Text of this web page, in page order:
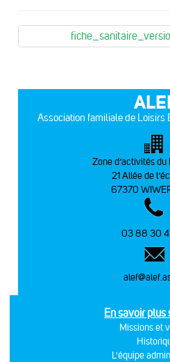
Association familiale de Loisirs
Zone d’activités
21 Allée de
67370
03 88 30
En savoir plus
Missions et
L'équipe